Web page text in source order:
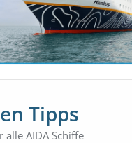
Tipps
AIDA Schiffe